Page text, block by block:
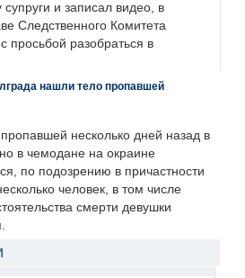
и записал видео, в
Следственного Комитета
просьбой разобраться в
нашли тело пропавшей
несколько дней назад в
в чемодане на окраине
по подозрению в причастности
человек, в том числе
смерти девушки